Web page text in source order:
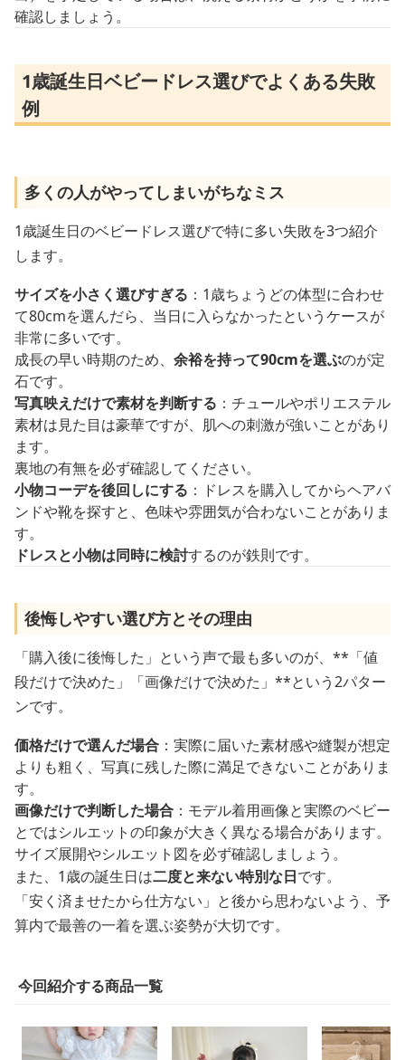
確認しましょう。
1歳誕生日ベビードレス選びでよくある失敗
例
多くの人がやってしまいがちなミス
1歳誕生日のベビードレス選びで特に多い失敗を3つ紹介
します。
サイズを小さく選びすぎる ：1歳ちょうどの体型に合わせ
て80cmを選んだら、当日に入らなかったというケースが
非常に多いです。
成長の早い時期のため、 余裕を持って90cmを選ぶのが定
石です。
写真映えだけで素材を判断する ：チュールやポリエステル
素材は見た目は豪華ですが、肌への刺激が強いことがあり
ます。
裏地の有無を必ず確認してください。
小物コーデを後回しにする ：ドレスを購入してからヘアバ
ンドや靴を探すと、色味や雰囲気が合わないことがありま
す。
ドレスと小物は同時に検討するのが鉄則です。
後悔しやすい選び方とその理由
「購入後に後悔した」という声で最も多いのが、**「値
段だけで決めた」「画像だけで決めた」**という2パター
ンです。
価格だけで選んだ場合 ：実際に届いた素材感や縫製が想定
よりも粗く、写真に残した際に満足できないことがありま
す。
画像だけで判断した場合 ：モデル着用画像と実際のベビー
とではシルエットの印象が大きく異なる場合があります。
サイズ展開やシルエット図を必ず確認しましょう。
また、1歳の誕生日は二度と来ない特別な日です。
「安く済ませたから仕方ない」と後から思わないよう、予
算内で最善の一着を選ぶ姿勢が大切です。
今回紹介する商品一覧